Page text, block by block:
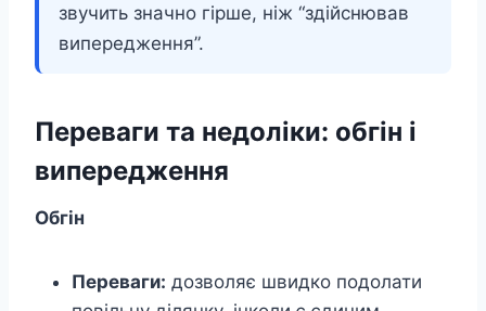
звучить значно гірше, ніж “здійснював
випередження”.
Переваги та недоліки: обгін і
випередження
Обгін
Переваги: дозволяє швидко подолати